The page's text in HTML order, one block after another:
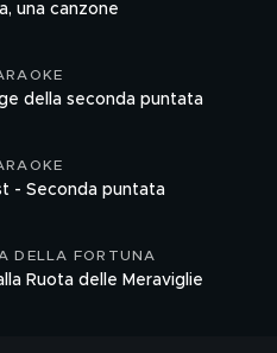
una canzone
della seconda puntata
- Seconda puntata
DELLA FORTUNA
Ruota delle Meraviglie